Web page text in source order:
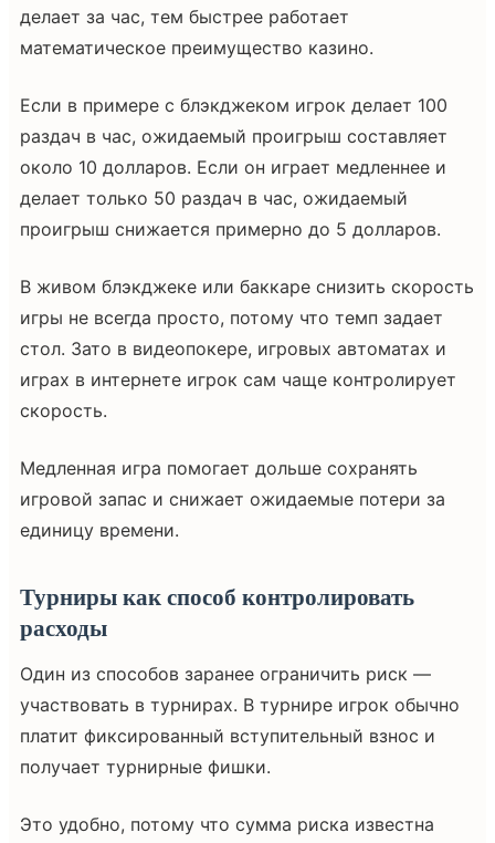
делает за час, тем быстрее работает
математическое преимущество казино.
Если в примере с блэкджеком игрок делает 100
раздач в час, ожидаемый проигрыш составляет
около 10 долларов. Если он играет медленнее и
делает только 50 раздач в час, ожидаемый
проигрыш снижается примерно до 5 долларов.
В живом блэкджеке или баккаре снизить скорость
игры не всегда просто, потому что темп задает
стол. Зато в видеопокере, игровых автоматах и
играх в интернете игрок сам чаще контролирует
скорость.
Медленная игра помогает дольше сохранять
игровой запас и снижает ожидаемые потери за
единицу времени.
Турниры как способ контролировать
расходы
Один из способов заранее ограничить риск —
участвовать в турнирах. В турнире игрок обычно
платит фиксированный вступительный взнос и
получает турнирные фишки.
Это удобно, потому что сумма риска известна